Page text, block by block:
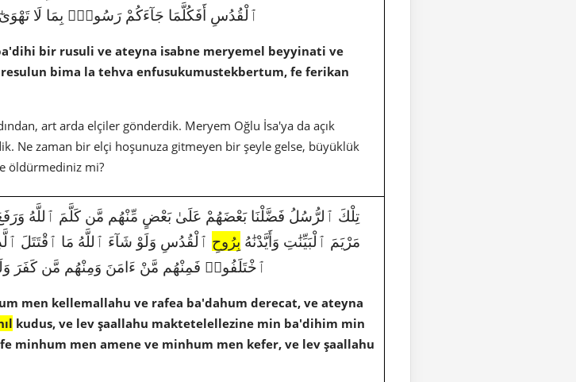
ٱلْقُدُسِ أَفَكُلَّمَا جَآءَكُمْ رَسُولٌۢ بِمَا لَا تَهْوَىٰٓ
bir rusuli ve ateyna isabne meryemel beyyinati ve
bima la tehva enfusukumustekbertum, fe ferikan
art arda elçiler gönderdik. Meryem Oğlu İsa'ya da açık
Ne zaman bir elçi hoşunuza gitmeyen bir şeyle gelse, büyüklük
öldürmediniz mi?
مَرْيَمَ ٱلْبَيِّنَٰتِ وَأَيَّدْنَٰهُ بِرُوحِ ٱلْقُدُسِ وَلَوْ شَآءَ ٱللَّهُ مَا ٱقْتَتَلَ
ٱخْتَلَفُوا۟ فَمِنْهُم مَّنْ ءَامَنَ وَمِنْهُم مَّن كَفَرَ
men kellemallahu ve rafea ba'dahum derecat, ve ateyna
kudus, ve lev şaallahu maktetelellezine min ba'dihim min
minhum men amene ve minhum men kefer, ve lev şaallahu